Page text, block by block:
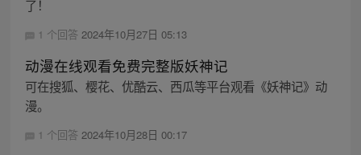
了！
1 个回答 2024年10月27日 05:13
动漫在线观看免费完整版妖神记
可在搜狐、樱花、优酷云、西瓜等平台观看《妖神记》动
漫。
1 个回答 2024年10月28日 00:17